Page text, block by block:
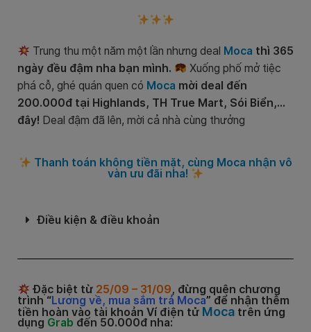
Trung thu một năm một lần nhưng deal Moca thì 365
ngày đều đậm nha bạn mình.
Xuống phố mở tiệc
phá cỗ, ghé quán quen có Moca mời deal đến
200.000đ tại Highlands, TH True Mart, Sói Biển,…
đây! Deal đậm đã lên, mời cả nhà cùng thưởng
Thanh toán không tiền mặt, cùng Moca nhận vô
vàn ưu đãi nha!
Điều kiện & điều khoản
Đặc biệt từ 25/09 – 31/09, đừng quên chương
trình “Lương về, mua sắm trả Moca” để nhận thêm
tiền hoàn vào tài khoản Ví điện tử Moca trên ứng
dụng Grab đến 50.000đ nha: